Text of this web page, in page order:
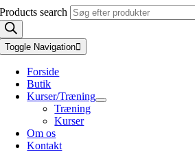
Products search
Toggle Navigation
Forside
Butik
Kurser/Træning
Træning
Kurser
Om os
Kontakt